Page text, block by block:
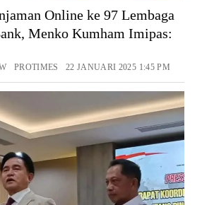
Online ke 97 Lembaga
Menko Kumham Imipas:
PROTIMES 22 JANUARI 2025 1:45 PM